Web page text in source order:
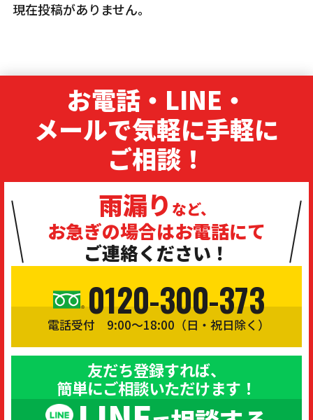
現在投稿がありません。
お電話・LINE・
メールで気軽に手軽に
ご相談！
雨漏り など、
お急ぎの場合はお電話にて
ご連絡ください！
0120-300-373
電話受付 9:00〜18:00（日・祝日除く）
友だち登録すれば、
簡単にご相談いただけます！